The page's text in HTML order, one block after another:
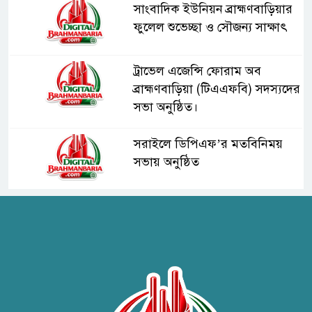
সাংবাদিক ইউনিয়ন ব্রাহ্মণবাড়িয়ার
ফুলেল শুভেচ্ছা ও সৌজন্য সাক্ষাৎ
ট্রাভেল এজেন্সি ফোরাম অব
ব্রাহ্মণবাড়িয়া (টিএএফবি) সদস্যদের
সভা অনুষ্ঠিত।
সরাইলে ডিপিএফ’র মতবিনিময়
সভায় অনুষ্ঠিত
ব্রাহ্মণবাড়িয়ায় তরী বাংলাদেশের
উদ্যোগে বৃক্ষরোপণ ও গাছের চারা
বিতরণ।